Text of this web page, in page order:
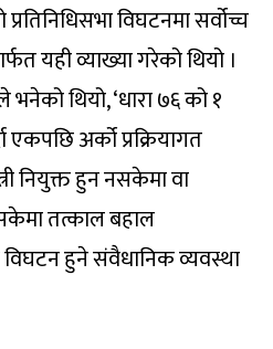
विघटनमा सर्वोच्च
यही व्याख्या गरेको थियो ।
थियो, ‘धारा ७६ को १
अर्को प्रक्रियागत
नियुक्त हुन नसकेमा वा
तत्काल बहाल
विघटन हुने संवैधानिक व्यवस्था